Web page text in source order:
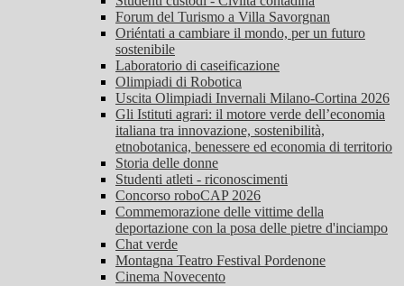
Forum del Turismo a Villa Savorgnan
Oriéntati a cambiare il mondo, per un futuro
sostenibile
Laboratorio di caseificazione
Olimpiadi di Robotica
Uscita Olimpiadi Invernali Milano-Cortina 2026
Gli Istituti agrari: il motore verde dell’economia
italiana tra innovazione, sostenibilità,
etnobotanica, benessere ed economia di territorio
Storia delle donne
Studenti atleti - riconoscimenti
Concorso roboCAP 2026
Commemorazione delle vittime della
deportazione con la posa delle pietre d'inciampo
Chat verde
Montagna Teatro Festival Pordenone
Cinema Novecento